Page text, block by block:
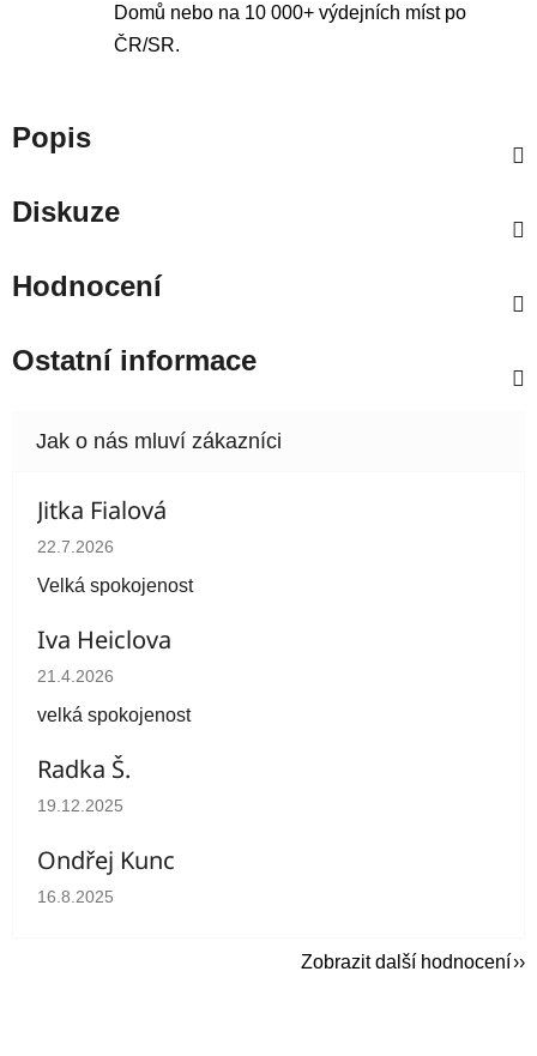
Domů nebo na 10 000+ výdejních míst po
ČR/SR.
Popis
Diskuze
Hodnocení
Ostatní informace
Jitka Fialová
Hodnocení obchodu je 5 z 5 hvězdiček.
22.7.2026
Velká spokojenost
Iva Heiclova
Hodnocení obchodu je 5 z 5 hvězdiček.
21.4.2026
velká spokojenost
Radka Š.
Hodnocení obchodu je 5 z 5 hvězdiček.
19.12.2025
Ondřej Kunc
Hodnocení obchodu je 5 z 5 hvězdiček.
16.8.2025
Zobrazit další hodnocení